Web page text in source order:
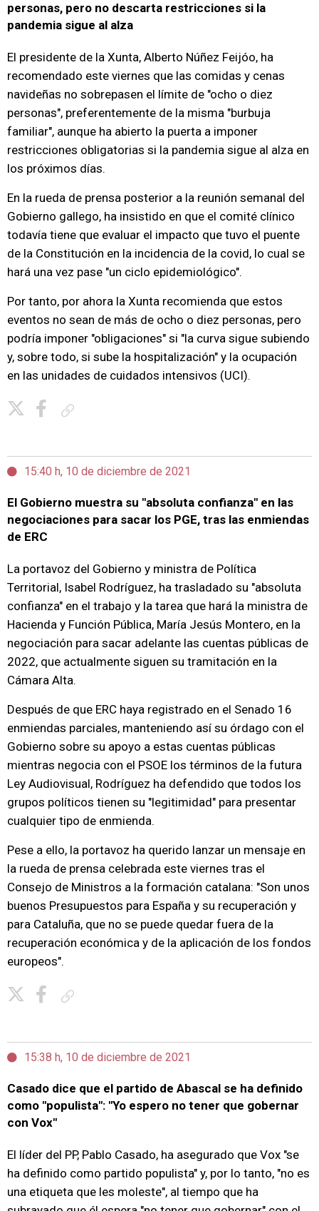
personas, pero no descarta restricciones si la
pandemia sigue al alza
El presidente de la Xunta, Alberto Núñez Feijóo, ha
recomendado este viernes que las comidas y cenas
navideñas no sobrepasen el límite de "ocho o diez
personas", preferentemente de la misma "burbuja
familiar", aunque ha abierto la puerta a imponer
restricciones obligatorias si la pandemia sigue al alza en
los próximos días.
En la rueda de prensa posterior a la reunión semanal del
Gobierno gallego, ha insistido en que el comité clínico
todavía tiene que evaluar el impacto que tuvo el puente
de la Constitución en la incidencia de la covid, lo cual se
hará una vez pase "un ciclo epidemiológico".
Por tanto, por ahora la Xunta recomienda que estos
eventos no sean de más de ocho o diez personas, pero
podría imponer "obligaciones" si "la curva sigue subiendo
y, sobre todo, si sube la hospitalización" y la ocupación
en las unidades de cuidados intensivos (UCI).
15:40 h, 10 de diciembre de 2021
El Gobierno muestra su "absoluta confianza" en las
negociaciones para sacar los PGE, tras las enmiendas
de ERC
La portavoz del Gobierno y ministra de Política
Territorial, Isabel Rodríguez, ha trasladado su "absoluta
confianza" en el trabajo y la tarea que hará la ministra de
Hacienda y Función Pública, María Jesús Montero, en la
negociación para sacar adelante las cuentas públicas de
2022, que actualmente siguen su tramitación en la
Cámara Alta.
Después de que ERC haya registrado en el Senado 16
enmiendas parciales, manteniendo así su órdago con el
Gobierno sobre su apoyo a estas cuentas públicas
mientras negocia con el PSOE los términos de la futura
Ley Audiovisual, Rodríguez ha defendido que todos los
grupos políticos tienen su "legitimidad" para presentar
cualquier tipo de enmienda.
Pese a ello, la portavoz ha querido lanzar un mensaje en
la rueda de prensa celebrada este viernes tras el
Consejo de Ministros a la formación catalana: "Son unos
buenos Presupuestos para España y su recuperación y
para Cataluña, que no se puede quedar fuera de la
recuperación económica y de la aplicación de los fondos
europeos".
15:38 h, 10 de diciembre de 2021
Casado dice que el partido de Abascal se ha definido
como "populista": "Yo espero no tener que gobernar
con Vox"
El líder del PP, Pablo Casado, ha asegurado que Vox "se
ha definido como partido populista" y, por lo tanto, "no es
una etiqueta que les moleste", al tiempo que ha